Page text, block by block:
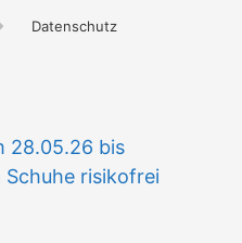
Datenschutz
28.05.26 bis
risikofrei